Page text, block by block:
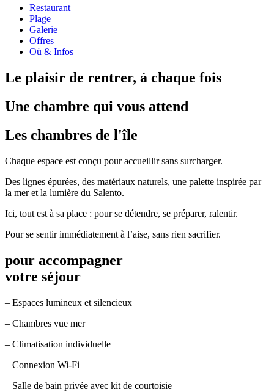
Restaurant
Plage
Galerie
Offres
Où & Infos
Le plaisir de rentrer, à chaque fois
Une chambre qui vous attend
Les chambres de l'île
Chaque espace est conçu pour accueillir sans surcharger.
Des lignes épurées, des matériaux naturels, une palette inspirée par
la mer et la lumière du Salento.
Ici, tout est à sa place : pour se détendre, se préparer, ralentir.
Pour se sentir immédiatement à l’aise, sans rien sacrifier.
pour accompagner
votre séjour
– Espaces lumineux et silencieux
– Chambres vue mer
– Climatisation individuelle
– Connexion Wi-Fi
– Salle de bain privée avec kit de courtoisie